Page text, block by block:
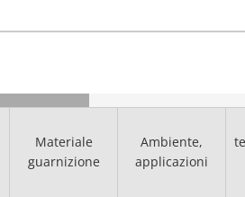
Materiale
guarnizione
Ambiente,
applicazioni